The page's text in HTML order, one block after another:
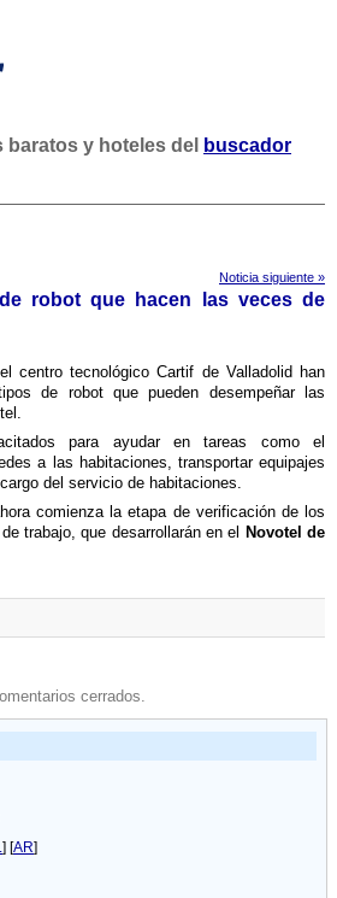
y hoteles del
buscador
Noticia siguiente »
robot que hacen las veces de
centro tecnológico Cartif de Valladolid han
de robot que pueden desempeñar las
para ayudar en tareas como el
a las habitaciones, transportar equipajes
del servicio de habitaciones.
comienza la etapa de verificación de los
trabajo, que desarrollarán en el
Novotel de
cerrados.
] [AR]